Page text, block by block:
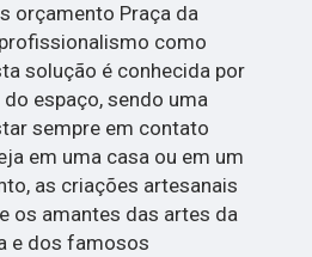
orçamento Praça da
como
solução é conhecida por
espaço, sendo uma
sempre em contato
em uma casa ou em um
as criações artesanais
os amantes das artes da
e dos famosos